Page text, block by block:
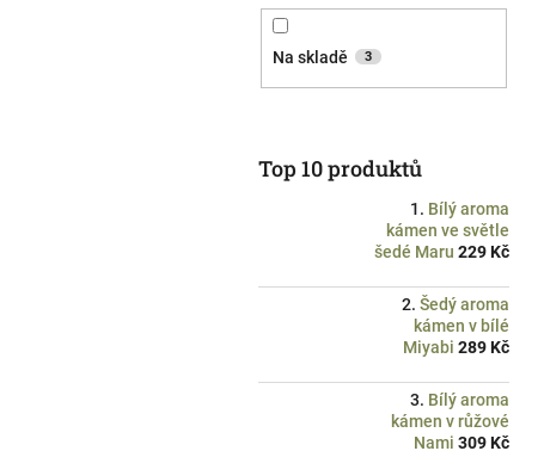
Na skladě 3
Top 10 produktů
Bílý aroma
kámen ve světle
šedé Maru 229 Kč
Šedý aroma
kámen v bílé
Miyabi 289 Kč
Bílý aroma
kámen v růžové
Nami 309 Kč